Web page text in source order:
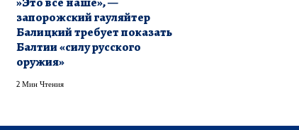
запорожский гауляйтер
Балицкий требует показать
Балтии «силу русского
оружия»
2 Мин Чтения